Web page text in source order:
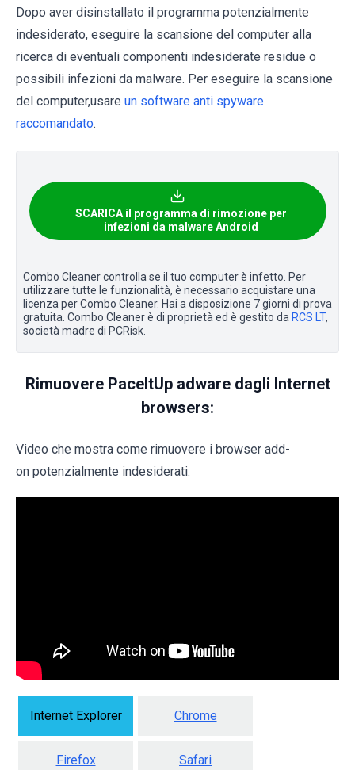
Dopo aver disinstallato il programma potenzialmente
indesiderato, eseguire la scansione del computer alla
ricerca di eventuali componenti indesiderate residue o
possibili infezioni da malware. Per eseguire la scansione
del computer,usare un software anti spyware
raccomandato.
SCARICA il programma di rimozione per
infezioni da malware Android
Combo Cleaner controlla se il tuo computer è infetto. Per
utilizzare tutte le funzionalità, è necessario acquistare una
licenza per Combo Cleaner. Hai a disposizione 7 giorni di prova
gratuita. Combo Cleaner è di proprietà ed è gestito da RCS LT,
società madre di PCRisk.
Rimuovere PaceItUp adware dagli Internet
browsers:
Video che mostra come rimuovere i browser add-
on potenzialmente indesiderati:
Internet Explorer Chrome
Firefox Safari